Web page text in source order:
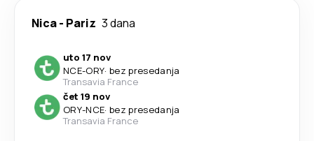
Nica- Pariz 3 dana
uto 17 nov
NCE-ORY· bez presedanja
Transavia France
čet 19 nov
ORY-NCE· bez presedanja
Transavia France